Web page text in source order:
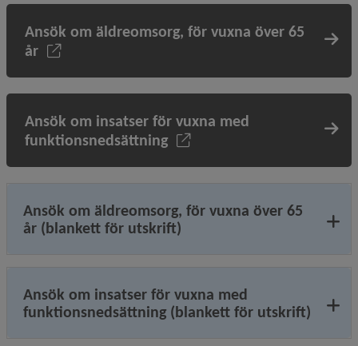
Ansök om äldreomsorg, för vuxna över 65
år
Ansök om insatser för vuxna med
funktionsnedsättning
Ansök om äldreomsorg, för vuxna över 65
år (blankett för utskrift)
Ansök om insatser för vuxna med
funktionsnedsättning (blankett för utskrift)